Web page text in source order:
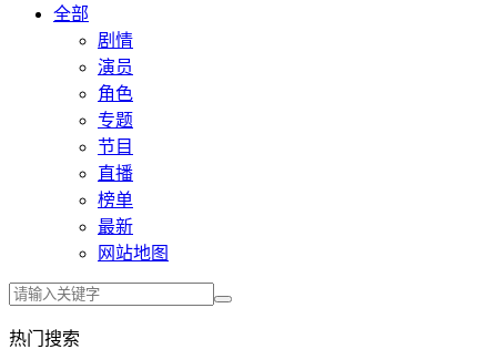
全部
剧情
演员
角色
专题
节目
直播
榜单
最新
网站地图
热门搜索